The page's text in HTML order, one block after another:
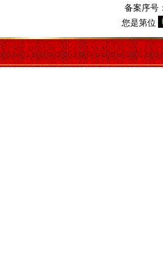
备案序
您是第位